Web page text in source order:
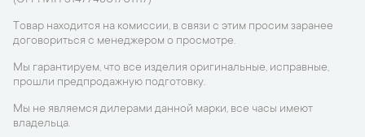
Товар находится на комиссии, в связи с этим просим заранее
договориться с менеджером о просмотре.
Мы гарантируем, что все изделия оригинальные, исправные,
прошли предпродажную подготовку.
Мы не являемся дилерами данной марки, все часы имеют
владельца.